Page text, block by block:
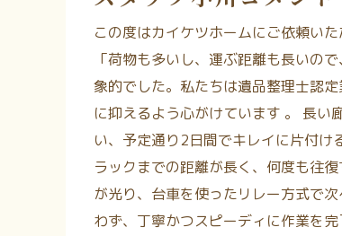
この度はカイケツホームにご依頼い
「荷物も多いし、運ぶ距離も長いの
象的でした。 私たちは遺品整理士認
に抑えるよう心がけています 。 長い
い、予定通り2日間でキレイに片付け
ラックまでの距離が長く、何度も往
が光り、台車を使ったリレー方式で
わず、丁寧かつスピーディに作業を